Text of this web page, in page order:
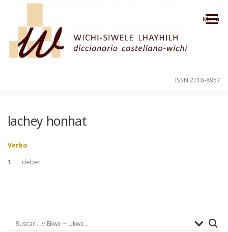
Saltar al contenido
Menú
ORDEN ALFABÉTICO
ISSN 2718-8957
lachey honhat
Verbo
1
deber